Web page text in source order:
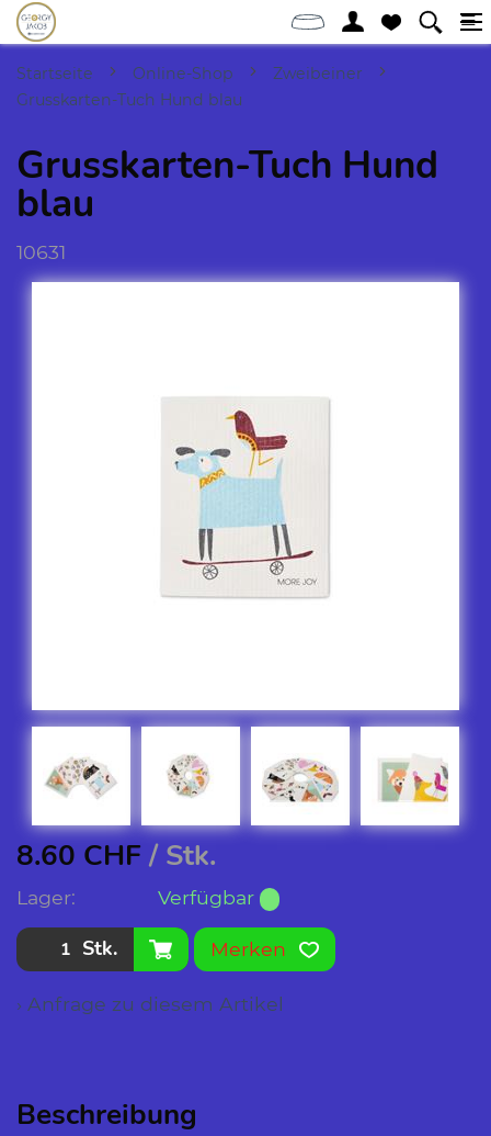
Startseite Online-Shop
Zweibeiner
Grusskarten-Tuch Hund blau
Grusskarten-Tuch Hund
blau
10631
8.60 CHF/ Stk.
Lager: Verfügbar
Stk. Merken
› Anfrage zu diesem Artikel
Beschreibung